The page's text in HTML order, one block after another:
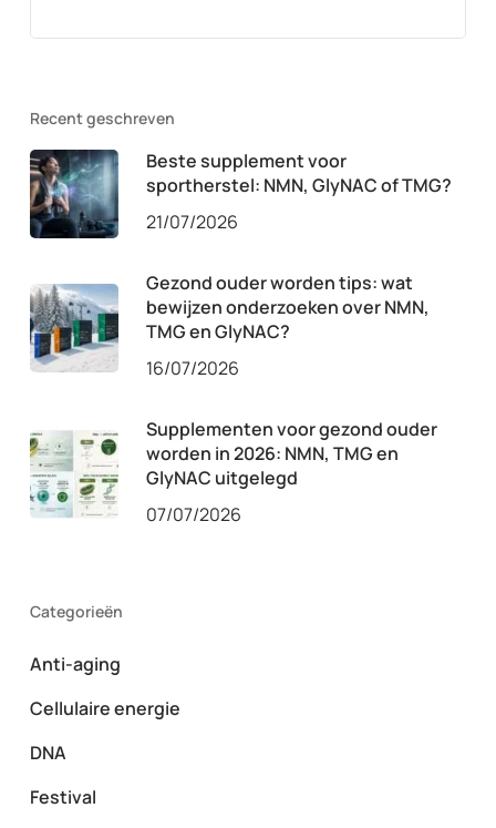
Recent geschreven
Beste supplement voor
sportherstel: NMN, GlyNAC of TMG?
21/07/2026
Gezond ouder worden tips: wat
bewijzen onderzoeken over NMN,
TMG en GlyNAC?
16/07/2026
Supplementen voor gezond ouder
worden in 2026: NMN, TMG en
GlyNAC uitgelegd
07/07/2026
Categorieën
Anti-aging
Cellulaire energie
DNA
Festival